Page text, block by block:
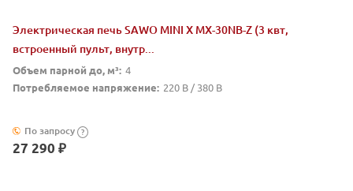
Электрическая печь SAWO MINI X MX-30NB-Z (3 квт,
встроенный пульт, внутр...
Объем парной до, м³: 4
Потребляемое напряжение: 220 В / 380 В
По запросу ?
27 290 ₽